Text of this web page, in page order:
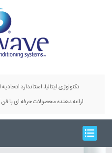
تکنولوژی ایتالیا، استاندارد
اراعه دهنده محصولات حرفه ای با